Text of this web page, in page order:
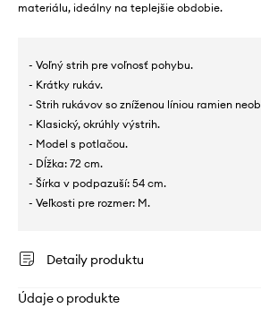
materiálu, ideálny na teplejšie obdobie.
- Voľný strih pre voľnosť pohybu.
- Krátky rukáv.
- Strih rukávov so zníženou líniou ramien
- Klasický, okrúhly výstrih.
- Model s potlačou.
- Dĺžka: 72 cm.
- Šírka v podpazuší: 54 cm.
- Veľkosti pre rozmer: M.
Detaily produktu
Údaje o produkte